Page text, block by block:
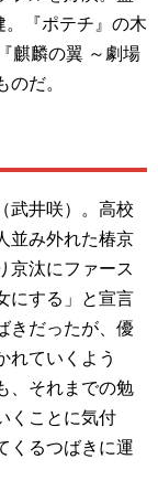
『ポテチ』の木
麒麟の翼 ～劇場
だ。
武井咲）。高校
並み外れた椿京
京汰にファース
にする」と宣言
きだったが、優
れていくよう
、それまでの勉
くことに気付
くるつばきに運